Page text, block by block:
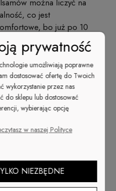
co jest
bo już po 10
balsamu na skórze
udać się do łóżka bez
Używanie masła w
się o wiele mniej
lekkiego, szybko
a balsam -
przed
prywatność
umożliwiają poprawne
dostosować ofertę do Twoich
wykorzystanie przez nas
do sklepu lub dostosować
wybierając opcję
w naszej Polityce
NIEZBĘDNE